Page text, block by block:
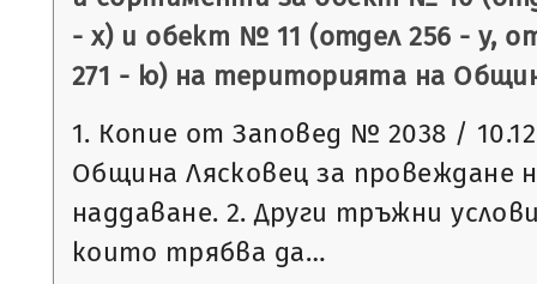
- х) и обект № 11 (отдел 256 - у,
271 - ю) на територията на
1. Копие от Заповед № 2038 /
Община Лясковец за провеждане
наддаване. 2. Други тръжни
които трябва да…